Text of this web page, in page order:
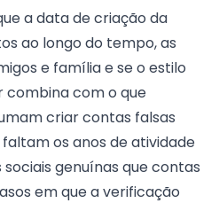
a data de criação da
ao longo do tempo, as
e família e se o estilo
combina com o que
criar contas falsas
os anos de atividade
genuínas que contas
em que a verificação